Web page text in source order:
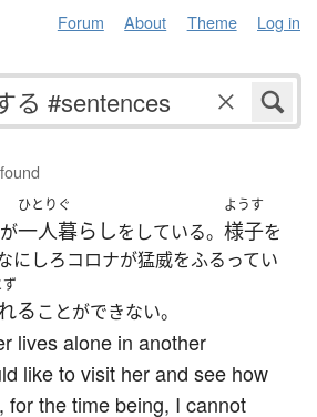
Forum About Theme Log in
ひとりぐ
一人暮らしをしている。
ようす
様子を
にしろコロナが猛威をふるってい
ることができない。
lives alone in another
like to visit her and see how
for the time being, I cannot